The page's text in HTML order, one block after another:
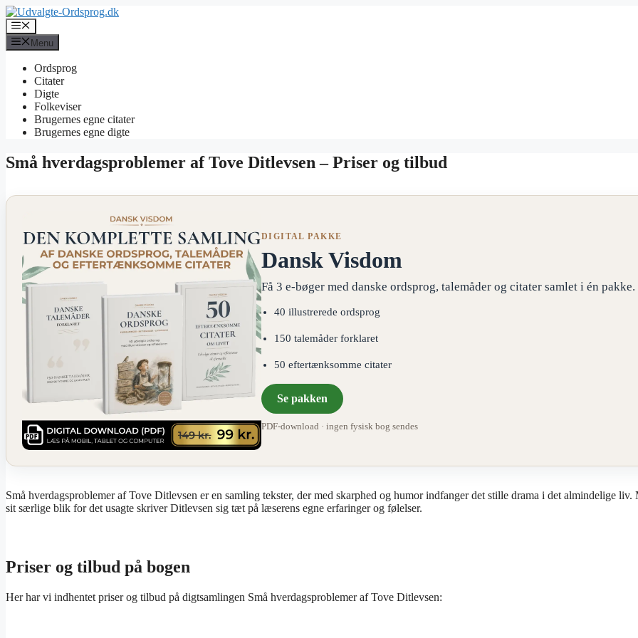
Hop
til
indhold
Menu
Menu
Ordsprog
Citater
Digte
Folkeviser
Brugernes egne citater
Brugernes egne digte
Små hverdagsproblemer af Tove Ditlevsen – Priser og tilbud
DIGITAL PAKKE
Dansk Visdom
Få 3 e-bøger med danske ordsprog, talemåder og citater samlet i én pakke.
40 illustrerede ordsprog
150 talemåder forklaret
50 eftertænksomme citater
Se pakken
PDF-download · ingen fysisk bog sendes
Små hverdagsproblemer af Tove Ditlevsen er en samling tekster, der med skarphed og humor indfanger det stille drama i det almindelige liv.
sit særlige blik for det usagte skriver Ditlevsen sig tæt på læserens egne erfaringer og følelser.
Priser og tilbud på bogen
Her har vi indhentet priser og tilbud på digtsamlingen Små hverdagsproblemer af Tove Ditlevsen: